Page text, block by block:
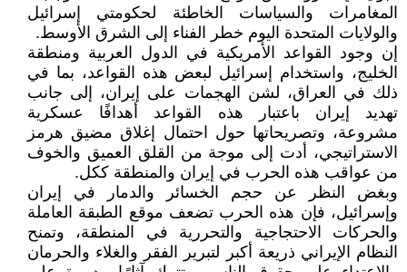
المغامرات والسياسات الخاطئة لحكومتي إسرائيل
والولايات المتحدة اليوم خطر الفناء إلى الشرق الأوسط.
إن وجود القواعد الأمريكية في الدول العربية ومنطقة
الخليج، واستخدام إسرائيل لبعض هذه القواعد، بما في
ذلك في العراق، لشن الهجمات على إيران، إلى جانب
تهديد إيران باعتبار هذه القواعد أهدافًا عسكرية
مشروعة، وتصريحاتها حول احتمال إغلاق مضيق هرمز
الاستراتيجي، أدت إلى موجة من القلق العميق والخوف
من عواقب هذه الحرب في إيران والمنطقة ككل.
وبغض النظر عن حجم الخسائر والدمار في إيران
وإسرائيل، فإن هذه الحرب تضعف موقع الطبقة العاملة
والحركات الاحتجاجية والتحررية في المنطقة، وتمنح
النظام الإيراني ذريعة أكبر لتبرير الفقر والغلاء والحرمان